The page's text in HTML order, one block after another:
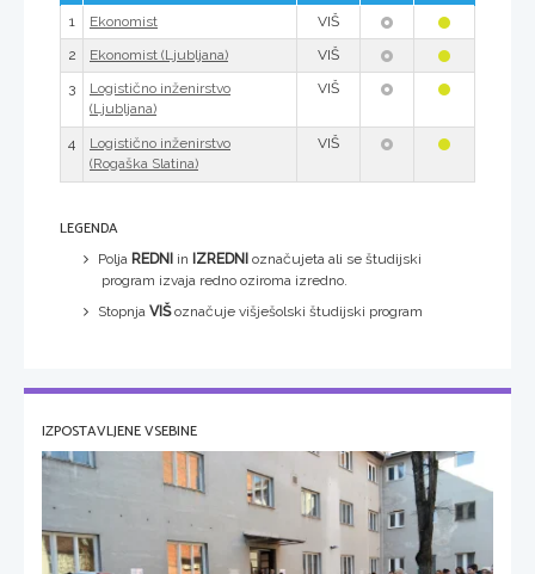
1
Ekonomist
VIŠ
2
Ekonomist (Ljubljana)
VIŠ
3
Logistično inženirstvo
(Ljubljana)
VIŠ
4
Logistično inženirstvo
(Rogaška Slatina)
VIŠ
LEGENDA
Polja REDNI in IZREDNI označujeta ali se študijski
program izvaja redno oziroma izredno.
Stopnja VIŠoznačuje višješolski študijski program
IZPOSTAVLJENE VSEBINE